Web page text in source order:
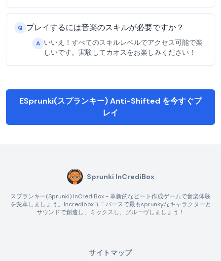
Q プレイするには音楽のスキルが必要ですか？
A いいえ！すべてのスキルレベルでアクセス可能で楽
しいです。実験してカオスをお楽しみください！
ESprunki(スプランキー) Anti-Shifted を今すぐプ
レイ
Sprunki InCrediBox
スプランキー(Sprunki) InCrediBox - 革新的なビート作成ゲームで音楽体験
を変革しましょう。Incrediboxユニバースで最もsprunkyなキャラクターと
サウンドで創造し、ミックスし、グルーヴしましょう！
サイトマップ